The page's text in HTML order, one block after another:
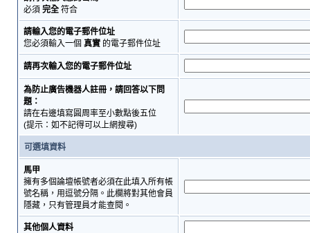
必須 完全符合
請輸入您的電子郵件位址
您必須輸入一個 真實的電子郵件位址
請再次輸入您的電子郵件位址
為防止廣告機器人註冊，請回答以下問
題：
請在右邊填寫圓周率至小數點後五位
(提示：如不記得可以上網搜尋)
可選填資料
馬甲
擁有多個論壇帳號者必須在此填入所有帳
號名稱，用逗號分隔。此欄將對其他會員
隱藏，只有管理員才能查閱。
其他個人資料